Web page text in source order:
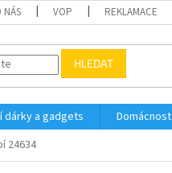
NÁS VOP REKLAMACE
HLEDAT
dárky a gadgets Domácnost
24634